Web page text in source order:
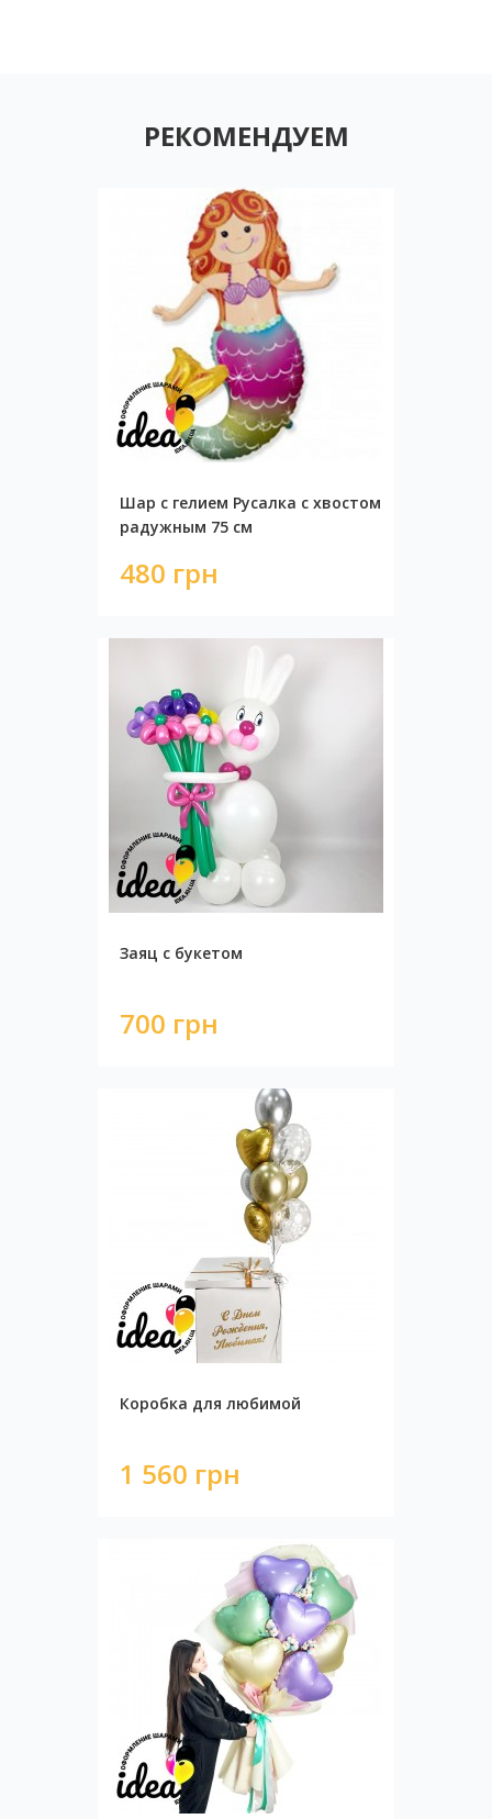
РЕКОМЕНДУЕМ
Шар с гелием Русалка с хвостом
радужным 75 см
480 грн
Заяц с букетом
700 грн
Коробка для любимой
1 560 грн